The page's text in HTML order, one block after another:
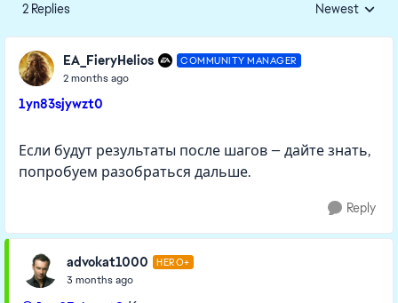
2 Replies Replies sorted
Newest
EA_FieryHelios COMMUNITY MANAGER
2 months ago
1yn83sjywzt0
Если будут результаты после шагов — дайте знать,
попробуем разобраться дальше.
Reply
advokat1000 HERO+
3 months ago